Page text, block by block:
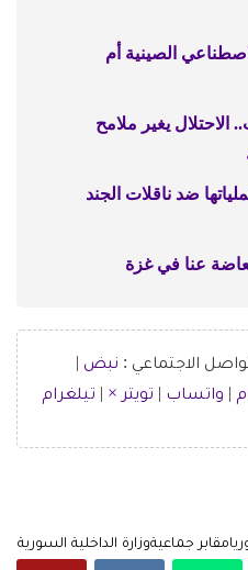
الصينية أم
يغير ملامح
ضد ناقلات الجند
عنا في غزة
الاجتماعي : نبض |
| واتساب | تويتر × | تيلغرام
مقابر جماعيةوزارة الداخلية السورية